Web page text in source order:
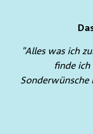
"Alles was ich
finde ich
Sonderwünsche